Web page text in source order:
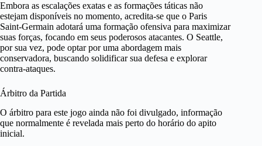
Embora as escalações exatas e as formações táticas não
estejam disponíveis no momento, acredita-se que o Paris
Saint-Germain adotará uma formação ofensiva para maximizar
suas forças, focando em seus poderosos atacantes. O Seattle,
por sua vez, pode optar por uma abordagem mais
conservadora, buscando solidificar sua defesa e explorar
contra-ataques.
Árbitro da Partida
O árbitro para este jogo ainda não foi divulgado, informação
que normalmente é revelada mais perto do horário do apito
inicial.